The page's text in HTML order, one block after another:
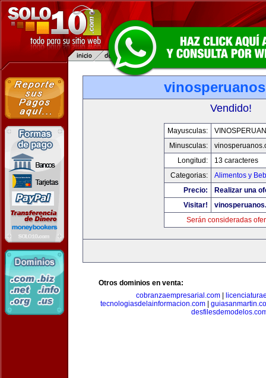
Vendido!
Mayusculas:
Minusculas:
Longitud:
13 caracteres
Categorias:
Alimentos y
Precio:
Realizar una
Visitar!
Serán consideradas
Otros dominios en venta:
cobranzaempresarial.com
tecnologiasdelainformacion.com|